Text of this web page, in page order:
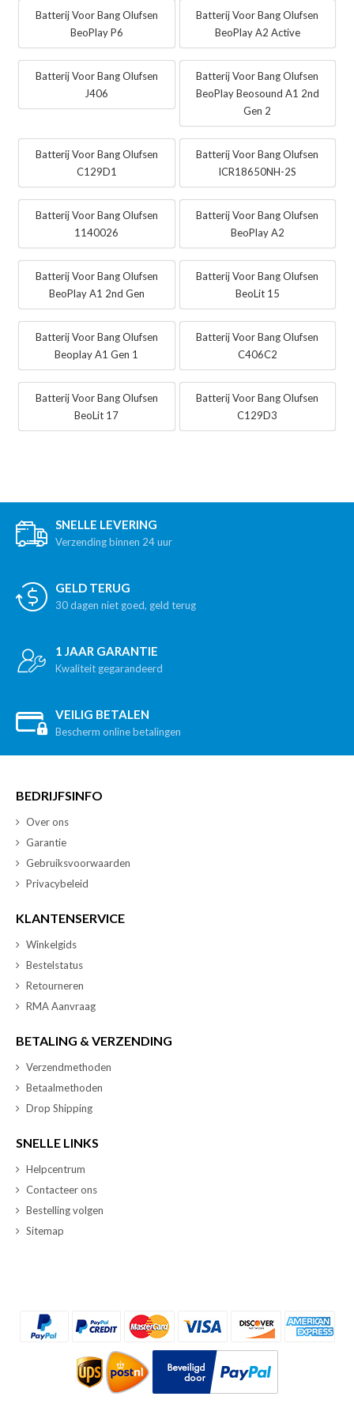
Batterij Voor Bang Olufsen
BeoPlay P6
Batterij Voor Bang Olufsen
BeoPlay A2 Active
Batterij Voor Bang Olufsen
J406
Batterij Voor Bang Olufsen
BeoPlay Beosound A1 2nd
Gen 2
Batterij Voor Bang Olufsen
C129D1
Batterij Voor Bang Olufsen
ICR18650NH-2S
Batterij Voor Bang Olufsen
1140026
Batterij Voor Bang Olufsen
BeoPlay A2
Batterij Voor Bang Olufsen
BeoPlay A1 2nd Gen
Batterij Voor Bang Olufsen
BeoLit 15
Batterij Voor Bang Olufsen
Beoplay A1 Gen 1
Batterij Voor Bang Olufsen
C406C2
Batterij Voor Bang Olufsen
BeoLit 17
Batterij Voor Bang Olufsen
C129D3
SNELLE LEVERING
Verzending binnen 24 uur
GELD TERUG
30 dagen niet goed, geld terug
1 JAAR GARANTIE
Kwaliteit gegarandeerd
VEILIG BETALEN
Bescherm online betalingen
BEDRIJFSINFO
Over ons
Garantie
Gebruiksvoorwaarden
Privacybeleid
KLANTENSERVICE
Winkelgids
Bestelstatus
Retourneren
RMA Aanvraag
BETALING & VERZENDING
Verzendmethoden
Betaalmethoden
Drop Shipping
SNELLE LINKS
Helpcentrum
Contacteer ons
Bestelling volgen
Sitemap